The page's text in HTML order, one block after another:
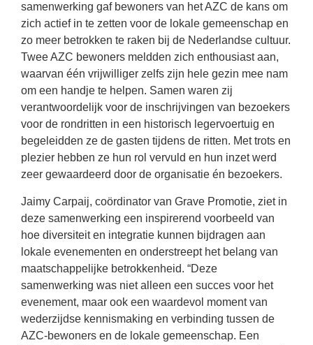
samenwerking gaf bewoners van het AZC de kans om
zich actief in te zetten voor de lokale gemeenschap en
zo meer betrokken te raken bij de Nederlandse cultuur.
Twee AZC bewoners meldden zich enthousiast aan,
waarvan één vrijwilliger zelfs zijn hele gezin mee nam
om een handje te helpen. Samen waren zij
verantwoordelijk voor de inschrijvingen van bezoekers
voor de rondritten in een historisch legervoertuig en
begeleidden ze de gasten tijdens de ritten. Met trots en
plezier hebben ze hun rol vervuld en hun inzet werd
zeer gewaardeerd door de organisatie én bezoekers.
Jaimy Carpaij, coördinator van Grave Promotie, ziet in
deze samenwerking een inspirerend voorbeeld van
hoe diversiteit en integratie kunnen bijdragen aan
lokale evenementen en onderstreept het belang van
maatschappelijke betrokkenheid. “Deze
samenwerking was niet alleen een succes voor het
evenement, maar ook een waardevol moment van
wederzijdse kennismaking en verbinding tussen de
AZC-bewoners en de lokale gemeenschap. Een